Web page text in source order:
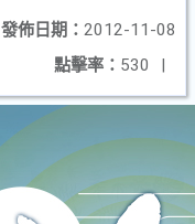
發佈日期： 2012-11-08
點擊率： 530 |